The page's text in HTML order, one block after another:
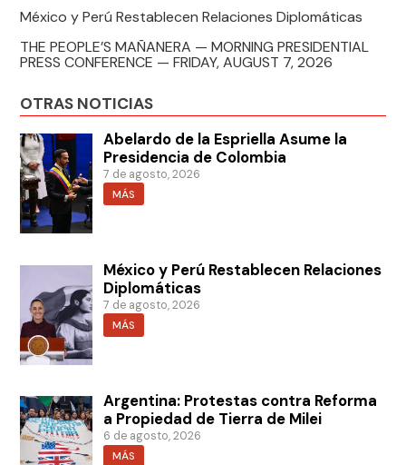
México y Perú Restablecen Relaciones Diplomáticas
THE PEOPLE’S MAÑANERA — MORNING PRESIDENTIAL
PRESS CONFERENCE — FRIDAY, AUGUST 7, 2026
OTRAS NOTICIAS
Abelardo de la Espriella Asume la
Presidencia de Colombia
7 de agosto, 2026
MÁS
México y Perú Restablecen Relaciones
Diplomáticas
7 de agosto, 2026
MÁS
Argentina: Protestas contra Reforma
a Propiedad de Tierra de Milei
6 de agosto, 2026
MÁS